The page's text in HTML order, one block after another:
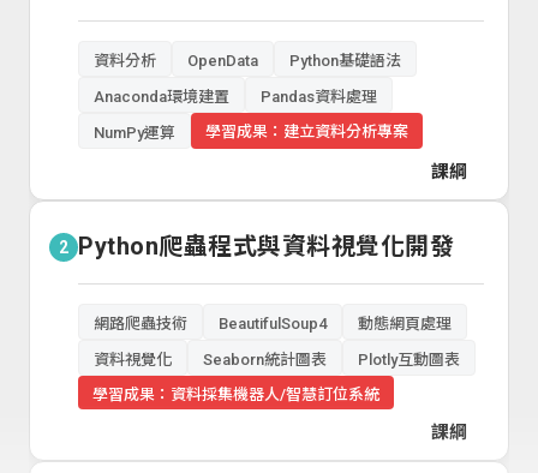
資料分析 OpenData
Python基礎語法
Anaconda環境建置
Pandas資料處理
NumPy運算
學習成果：建立資料分析專案
課綱
2 Python爬蟲程式與資料視覺化開發
網路爬蟲技術 BeautifulSoup4
動態網頁處理
資料視覺化
Seaborn統計圖表
Plotly互動圖表
學習成果：資料採集機器人/智慧訂位系統
課綱